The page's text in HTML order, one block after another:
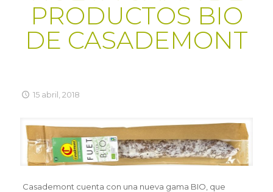
PRODUCTOS BIO
DE CASADEMONT
15 abril, 2018
Casademont cuenta con una nueva gama BIO, que